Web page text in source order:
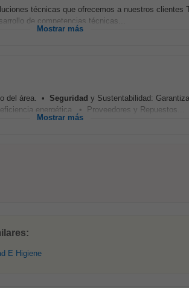
técnicas que ofrecemos a nuestros clientes
de competencias técnicas...
Mostrar más
del área. • Seguridad y Sustentabilidad:
energética. • Proveedores y Repuestos...
Mostrar más
E Higiene